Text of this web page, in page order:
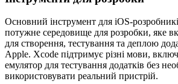
Основний інструмент для iOS-
потужне середовище для розробки, яке
для створення, тестування та деплою
Apple. Xcode підтримує різні мови,
емулятор для тестування додатків без
використовувати реальний пристрій.